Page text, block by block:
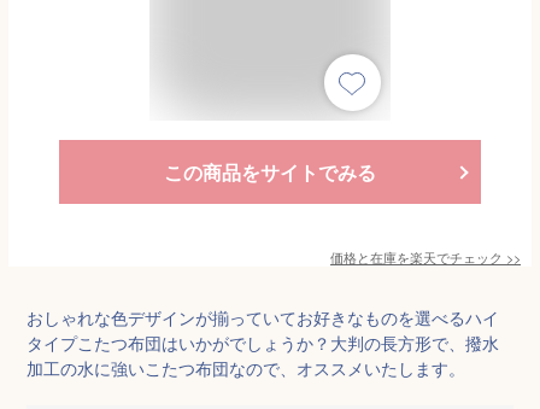
この商品をサイトでみる
価格と在庫を楽天でチェック >>
おしゃれな色デザインが揃っていてお好きなものを選べるハイ
タイプこたつ布団はいかがでしょうか？大判の長方形で、撥水
加工の水に強いこたつ布団なので、オススメいたします。